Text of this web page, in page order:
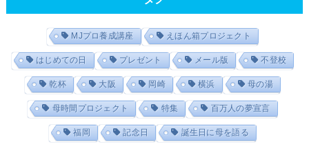
MJプロ養成講座 えほん箱プロジェクト
はじめての日 プレゼント メール版 不登校
乾杯 大阪 岡崎 横浜 母の湯
母時間プロジェクト 特集 百万人の夢宣言
福岡 記念日 誕生日に母を語る